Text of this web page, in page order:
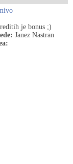
je bonus ;)
Janez Nastran